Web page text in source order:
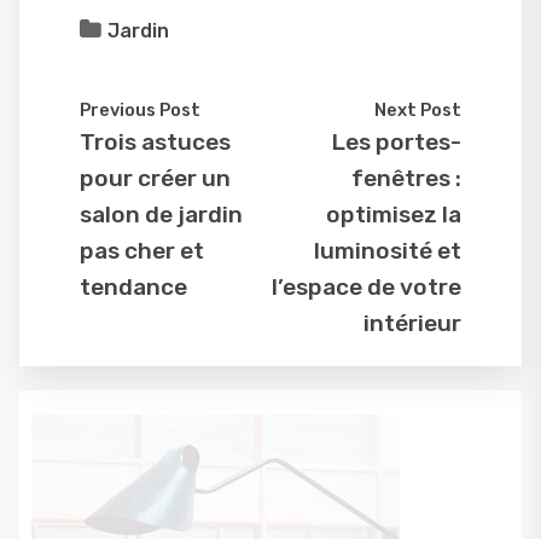
Jardin
Previous Post
Trois astuces
pour créer un
salon de jardin
pas cher et
tendance
Next Post
Les portes-
fenêtres :
optimisez la
luminosité et
l’espace de votre
intérieur